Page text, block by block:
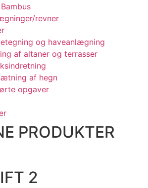
revner
og haveanlægning
af altaner og terrasser
af hegn
opgaver
PRODUKTER
2